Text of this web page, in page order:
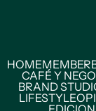
HOMEMEMBER
CAFÉ Y
BRAND
LIFESTYLE